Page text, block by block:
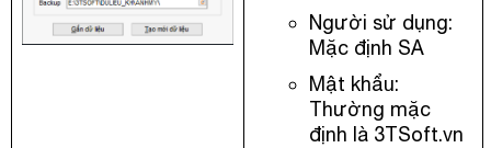
Người sử dụng:
Mặc định SA
Mật khẩu:
Thường mặc
định là 3TSoft.vn